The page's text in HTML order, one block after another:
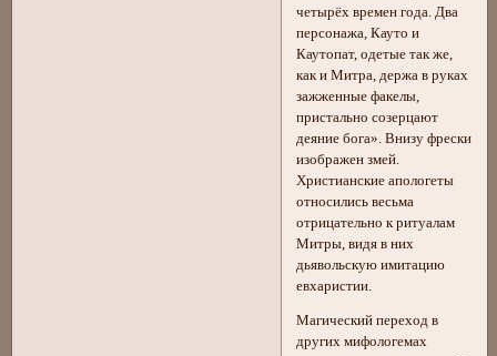
четырёх времен года. Два
персонажа, Кауто и
Каутопат, одетые так же,
как и Митра, держа в руках
зажженные факелы,
пристально созерцают
деяние бога». Внизу фрески
изображен змей.
Христианские апологеты
относились весьма
отрицательно к ритуалам
Митры, видя в них
дьявольскую имитацию
евхаристии.
Магический переход в
других мифологемах